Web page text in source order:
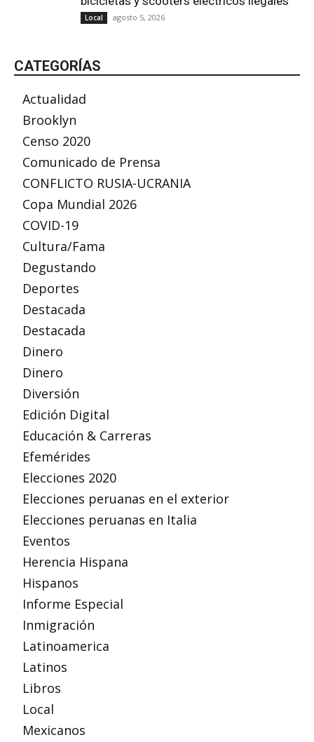
Local agosto 5, 2026
CATEGORÍAS
Actualidad
Brooklyn
Censo 2020
Comunicado de Prensa
CONFLICTO RUSIA-UCRANIA
Copa Mundial 2026
COVID-19
Cultura/Fama
Degustando
Deportes
Destacada
Destacada
Dinero
Dinero
Diversión
Edición Digital
Educación & Carreras
Efemérides
Elecciones 2020
Elecciones peruanas en el exterior
Elecciones peruanas en Italia
Eventos
Herencia Hispana
Hispanos
Informe Especial
Inmigración
Latinoamerica
Latinos
Libros
Local
Mexicanos